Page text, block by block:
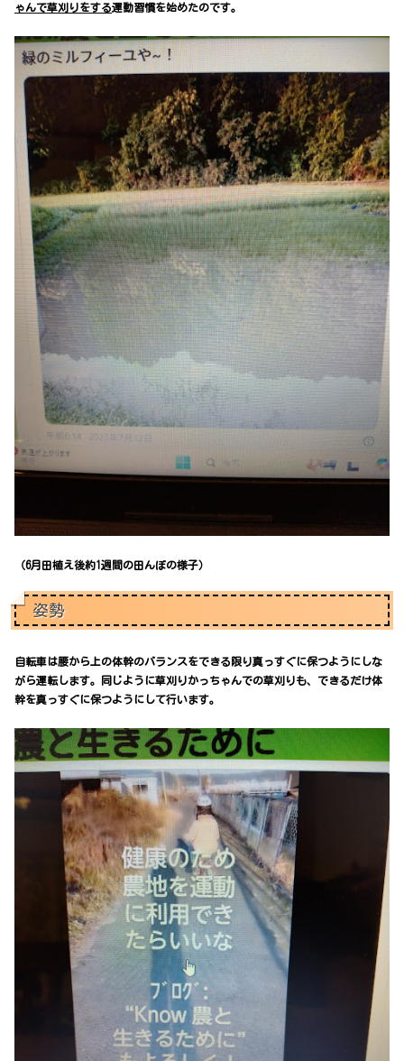
ゃんで草刈りをする運動習慣を始めたのです。
（6月田植え後約1週間の田んぼの様子）
姿勢
自転車は腰から上の体幹のバランスをできる限り真っすぐに保つようにしな
がら運転します。同じように草刈りかっちゃんでの草刈りも、できるだけ体
幹を真っすぐに保つようにして行います。